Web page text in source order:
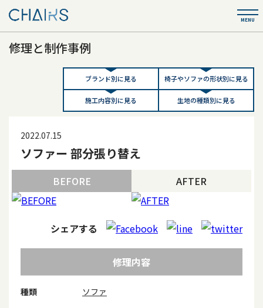
修理と制作事例
ブランド別に見る 椅子やソファの形状別に見る
施工内容別に見る 生地の種類別に見る
2022.07.15
ソファー 部分張り替え
BEFORE AFTER
シェアする
修理内容
種類 ソファ